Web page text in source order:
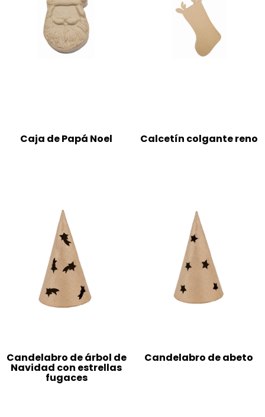
Caja de Papá Noel Calcetín colgante reno
Candelabro de árbol de
Navidad con estrellas
fugaces
Candelabro de abeto